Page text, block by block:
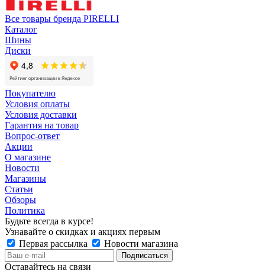
Все товары бренда PIRELLI
Каталог
Шины
Диски
Покупателю
Условия оплаты
Условия доставки
Гарантия на товар
Вопрос-ответ
Акции
О магазине
Новости
Магазины
Статьи
Обзоры
Политика
Будьте всегда в курсе!
Узнавайте о скидках и акциях первым
Первая рассылка
Новости магазина
Оставайтесь на связи